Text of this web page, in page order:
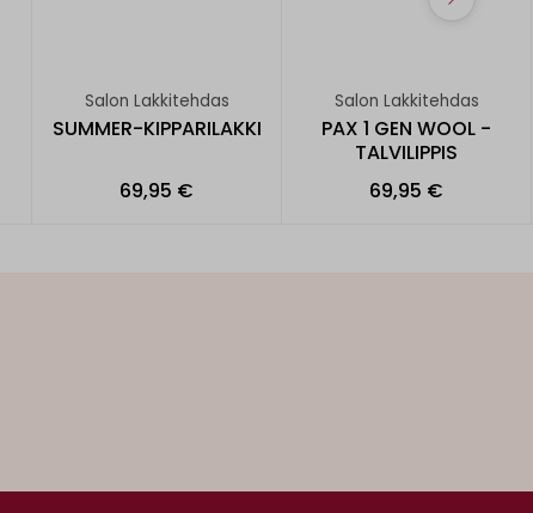
Salon Lakkitehdas
SUMMER-KIPPARILAKKI
69,95 €
Salon Lakkitehdas
PAX 1 GEN WOOL -
TALVILIPPIS
69,95 €